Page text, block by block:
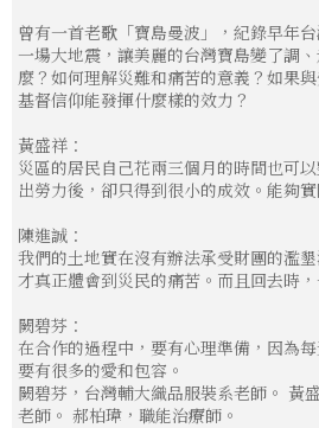
曾有一首老歌「寶島曼波」，紀錄早年
一場大地震，讓美麗的台灣寶島變了調
麼？如何理解災難和痛苦的意義？如果
基督信仰能發揮什麼樣的效力？
黃盛祥：
災區的居民自己花兩三個月的時間也可
出勞力後，卻只得到很小的成效。能夠
陳進誠：
我們的土地實在沒有辦法承受財團的濫
才真正體會到災民的痛苦。而且回去時
闕碧芬：
在合作的過程中，要有心理準備，因為
要有很多的愛和包容。
闕碧芬，台灣輔大織品服裝系老師。 黃
老師。 郝柏瑋，職能治療師。